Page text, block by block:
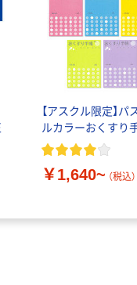
【アスクル限定】パ
ルカラーおくすり
￥1,640~ （税込）